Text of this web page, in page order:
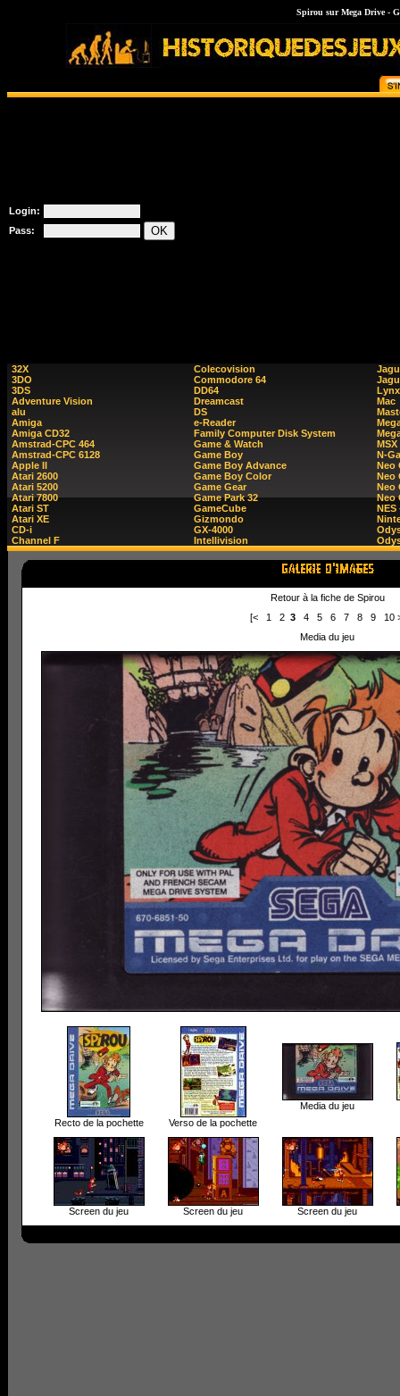
Spirou sur Mega Drive -
Login:
Pass:
32X
3DO
3DS
Adventure Vision
alu
Amiga
Amiga CD32
Amstrad-CPC 464
Amstrad-CPC 6128
Apple II
Atari 2600
Atari 5200
Atari 7800
Atari ST
Atari XE
CD-i
Channel F
Colecovision
Commodore 64
DD64
Dreamcast
DS
e-Reader
Family Computer Disk System
Game & Watch
Game Boy
Game Boy Advance
Game Boy Color
Game Gear
Game Park 32
GameCube
Gizmondo
GX-4000
Intellivision
Lynx
Mac
MSX
N-
Neo
Neo
Neo
Neo
NES
Retour à la fiche de Spirou
[<
1 23 4 5 6 7 8 9 10
Media du jeu
Recto de la pochette Verso de la pochette
Media du jeu
Screen du jeu Screen du jeu Screen du jeu